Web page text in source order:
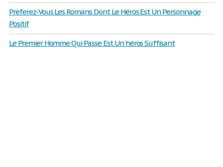
Preferez-Vous Les Romans Dont Le Héros Est Un Personnage
Positif
Le Premier Homme Qui Passe Est Un héros Suffisant